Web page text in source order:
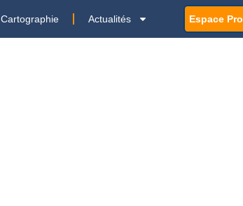
Cartographie Actualités Espace Pro